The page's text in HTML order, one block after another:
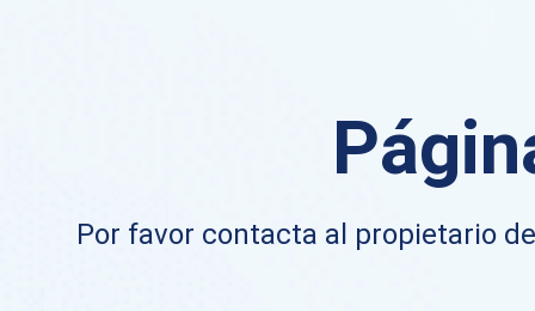
Por favor contacta al propietario